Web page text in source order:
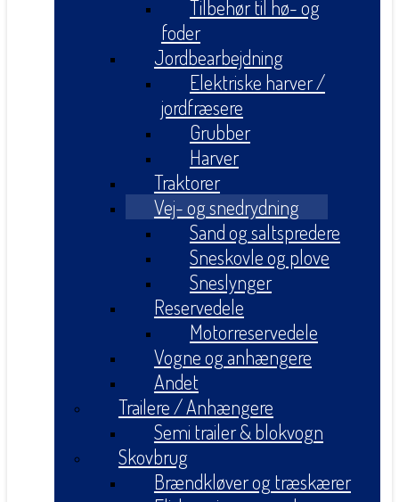
Tilbehør til hø- og
foder
Jordbearbejdning
Elektriske harver /
jordfræsere
Grubber
Harver
Traktorer
Vej- og snedrydning
Sand og saltspredere
Sneskovle og plove
Sneslynger
Reservedele
Motorreservedele
Vogne og anhængere
Andet
Trailere / Anhængere
Semi trailer & blokvogn
Skovbrug
Brændkløver og træskærer